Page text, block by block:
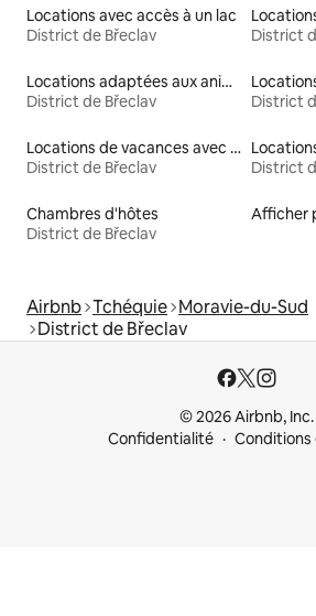
Locations avec accès à un lac
District de Břeclav
District
Locations adaptées aux animaux
District de Břeclav
District
Locations de vacances avec piscine
District de Břeclav
District
Chambres d'hôtes
District de Břeclav
Afficher
Airbnb Tchéquie Moravie-du-Sud
District de Břeclav
© 2026 Airbnb, Inc.
Confidentialité
Conditions